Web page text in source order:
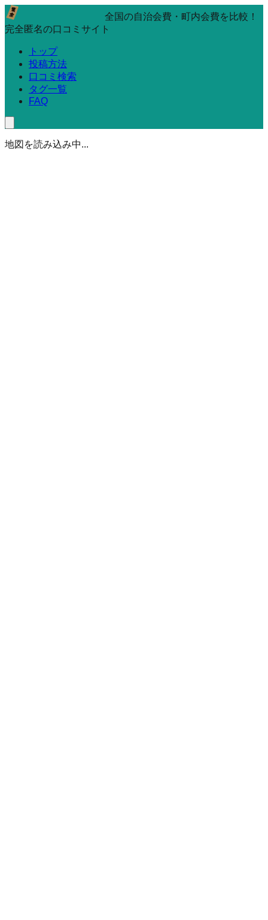
全国の自治会費・町内会費を比較！
完全匿名の口コミサイト
トップ
投稿方法
口コミ検索
タグ一覧
FAQ
地図を読み込み中...